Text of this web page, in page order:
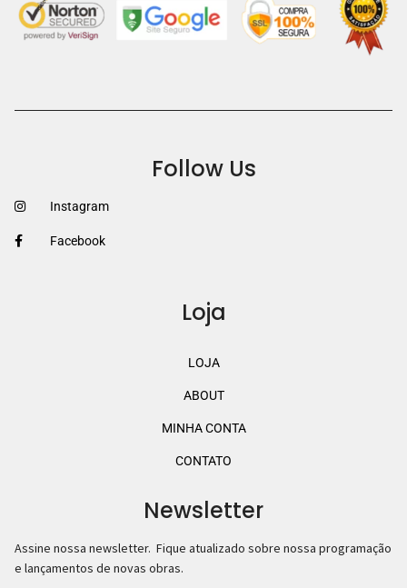
Follow Us
Instagram
Facebook
Loja
LOJA
ABOUT
MINHA CONTA
CONTATO
Newsletter
Assine nossa newsletter. Fique atualizado sobre nossa programação
e lançamentos de novas obras.